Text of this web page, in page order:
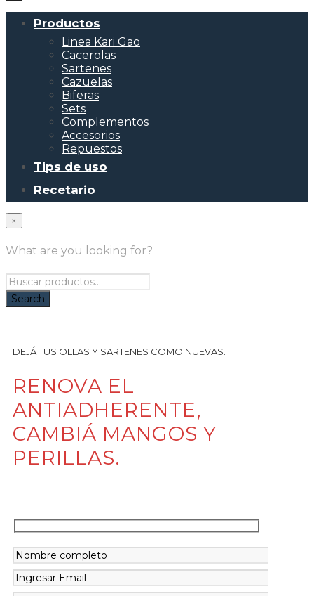
Productos
Linea Kari Gao
Cacerolas
Sartenes
Cazuelas
Biferas
Sets
Complementos
Accesorios
Repuestos
Tips de uso
Recetario
×
What are you looking for?
DEJÁ TUS OLLAS Y SARTENES COMO NUEVAS.
RENOVA EL
ANTIADHERENTE,
CAMBIÁ MANGOS Y
PERILLAS.